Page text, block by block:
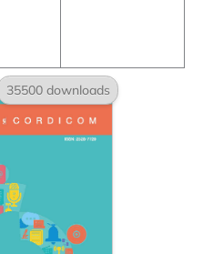
35500 downloads